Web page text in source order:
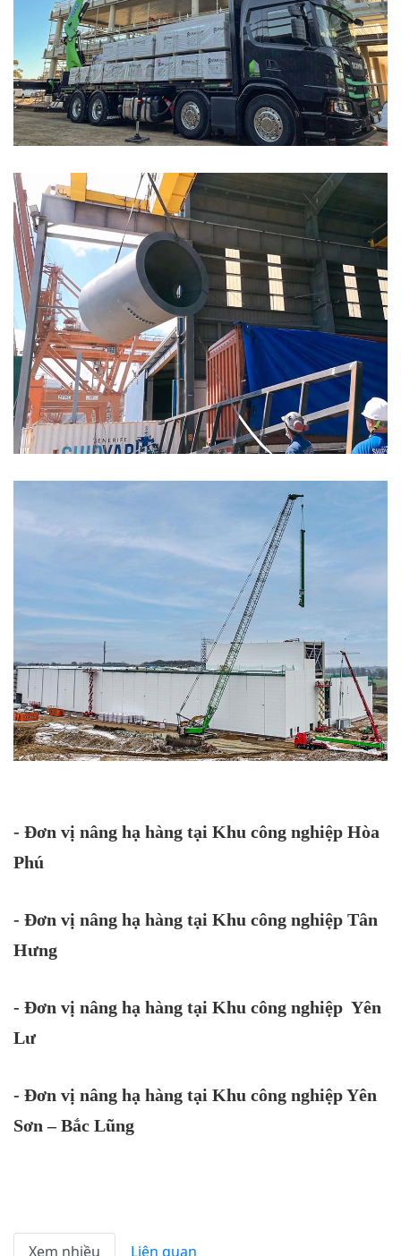
- Đơn vị nâng hạ hàng tại Khu công nghiệp Hòa
Phú
- Đơn vị nâng hạ hàng tại Khu công nghiệp Tân
Hưng
- Đơn vị nâng hạ hàng tại Khu công nghiệp Yên
Lư
- Đơn vị nâng hạ hàng tại Khu công nghiệp Yên
Sơn – Bắc Lũng
Xem nhiều Liên quan